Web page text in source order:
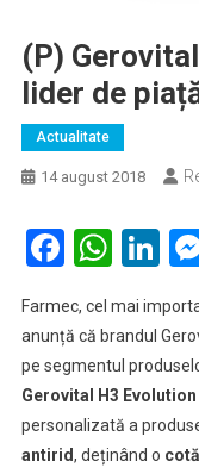
(P)
lider de
Actualitate
14 august 2018
Farmec, cel mai
anunță că brandul
pe segmentul
Gerovital H3 Evolution
personalizată a
antirid, deținând o